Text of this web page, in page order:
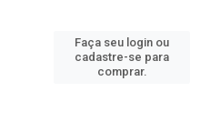
Faça seu login ou
cadastre-se para
comprar.